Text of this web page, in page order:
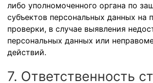
либо уполномоченного органа по
субъектов персональных данных на
проверки, в случае выявления
персональных данных или
действий.
7. Ответственность